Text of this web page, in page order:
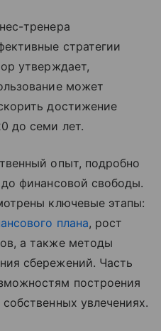
тренера
стратегии
утверждает,
может
достижение
до семи лет.
опыт, подробно
финансовой свободы.
ключевые этапы:
плана, рост
а также методы
сбережений. Часть
построения
увлечениях.